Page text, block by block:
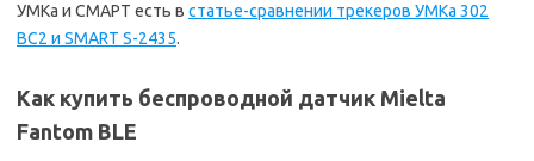
УМКа и СМАРТ есть в статье-сравнении трекеров УМКа 302
ВС2 и SMART S-2435.
Как купить беспроводной датчик Mielta
Fantom BLE